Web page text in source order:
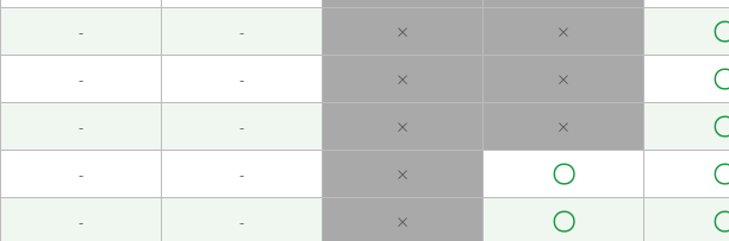
各样的地方好了！呵呵 放松一下好！ 谢谢老师(/・ω・)/
有开心。比别的爱好便宜。下次见吧。
地教导我。下次見！
- - × ×
- - × ×
- - × ×
- - × 〇
- - × 〇